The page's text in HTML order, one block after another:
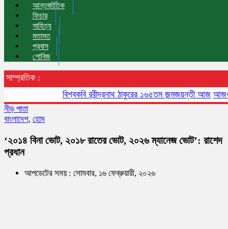
আন্তর্জাতিক
ফিচার
সাহিত্য
মতামত
প্রবাস
শোবিজ
সাম্প্রতিক :
বিশ্বকবি রবীন্দ্রনাথ ঠাকুরের ১৬৫তম জন্মজয়ন্তী আজ আজও
নীড় পাতা
বাংলাদেশ, হোম
‘২০১৪ বিনা ভোট, ২০১৮ রাতের ভোট, ২০২৬ ম্যানেজ ভোট’: রাশেদ
প্রধান
আপডেটের সময় : সোমবার, ১৬ ফেব্রুয়ারী, ২০২৬